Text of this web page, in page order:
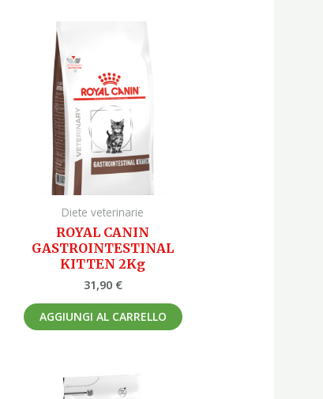
Diete veterinarie
ROYAL CANIN
GASTROINTESTINAL
KITTEN 2Kg
31,90 €
AGGIUNGI AL CARRELLO